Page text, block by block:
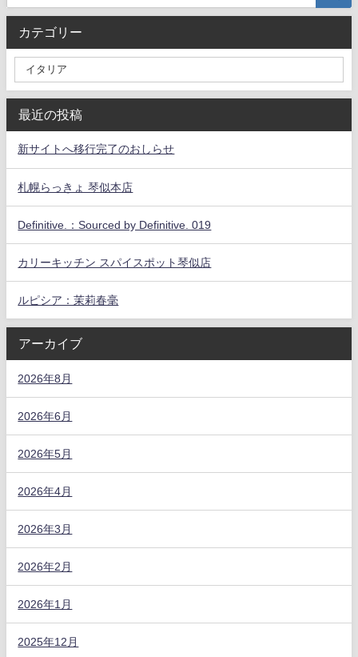
カテゴリー
最近の投稿
新サイトへ移行完了のおしらせ
札幌らっきょ 琴似本店
Definitive.：Sourced by Definitive. 019
カリーキッチン スパイスポット琴似店
ルピシア：茉莉春毫
アーカイブ
2026年8月
2026年6月
2026年5月
2026年4月
2026年3月
2026年2月
2026年1月
2025年12月